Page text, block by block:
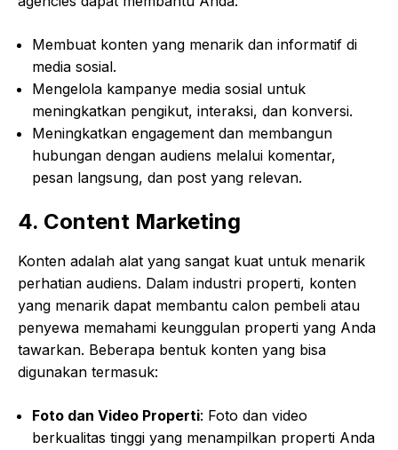
Membuat konten yang menarik dan informatif di
media sosial.
Mengelola kampanye media sosial untuk
meningkatkan pengikut, interaksi, dan konversi.
Meningkatkan engagement dan membangun
hubungan dengan audiens melalui komentar,
pesan langsung, dan post yang relevan.
4. Content Marketing
Konten adalah alat yang sangat kuat untuk menarik
perhatian audiens. Dalam industri properti, konten
yang menarik dapat membantu calon pembeli atau
penyewa memahami keunggulan properti yang Anda
tawarkan. Beberapa bentuk konten yang bisa
digunakan termasuk:
Foto dan Video Properti: Foto dan video
berkualitas tinggi yang menampilkan properti Anda